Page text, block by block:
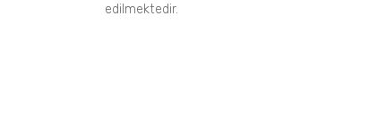
edilmektedir.